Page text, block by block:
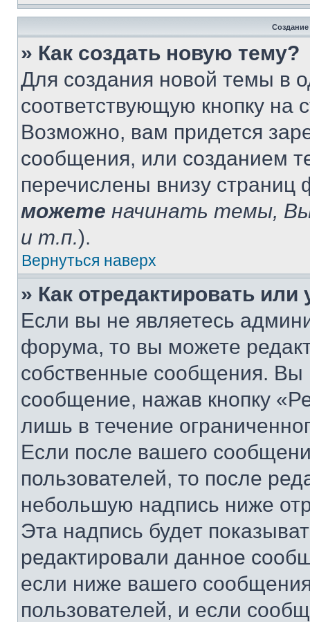
» Как создать новую тему?
Для создания новой темы в
соответствующую кнопку
Возможно, вам придется
сообщения, или созданием
перечислены внизу
можете начинать темы,
и т.п.).
Вернуться наверх
» Как отредактировать
Если вы не являетесь
форума, то вы можете
собственные сообщения. Вы
сообщение, нажав кнопку
лишь в течение
Если после вашего
пользователей, то после
небольшую надпись ниже
Эта надпись будет
редактировали данное
если ниже вашего
пользователей, и если